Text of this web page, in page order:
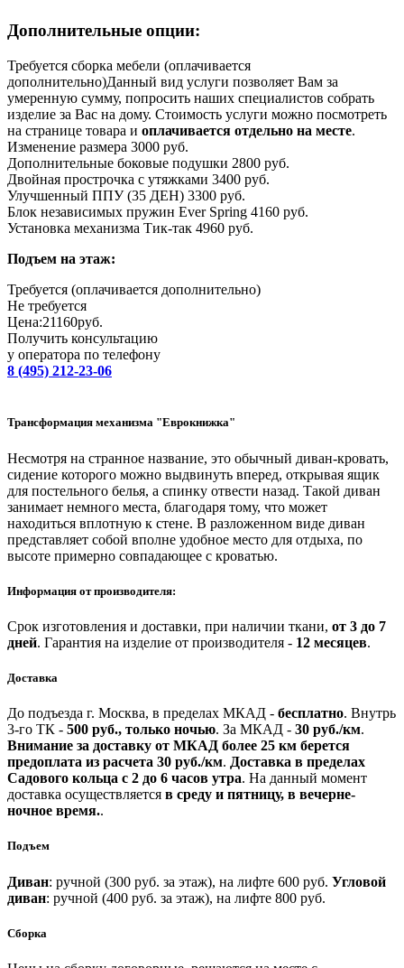
Дополнительные опции:
Требуется сборка мебели (оплачивается
дополнительно)Данный вид услуги позволяет Вам за
умеренную сумму, попросить наших специалистов собрать
изделие за Вас на дому. Стоимость услуги можно посмотреть
на странице товара и оплачивается отдельно на месте.
Изменение размера 3000 руб.
Дополнительные боковые подушки 2800 руб.
Двойная прострочка с утяжками 3400 руб.
Улучшенный ППУ (35 ДЕН) 3300 руб.
Блок независимых пружин Ever Spring 4160 руб.
Установка механизма Тик-так 4960 руб.
Подъем на этаж:
Требуется (оплачивается дополнительно)
Не требуется
Цена:21160руб.
Получить консультацию
у оператора по телефону
8 (495) 212-23-06
Трансформация механизма "Еврокнижка"
Несмотря на странное название, это обычный диван-кровать,
сидение которого можно выдвинуть вперед, открывая ящик
для постельного белья, а спинку отвести назад. Такой диван
занимает немного места, благодаря тому, что может
находиться вплотную к стене. В разложенном виде диван
представляет собой вполне удобное место для отдыха, по
высоте примерно совпадающее с кроватью.
Информация от производителя:
Срок изготовления и доставки, при наличии ткани, от 3 до 7
дней. Гарантия на изделие от производителя - 12 месяцев.
Доставка
До подъезда г. Москва, в пределах МКАД - бесплатно. Внутрь
3-го ТК - 500 руб., только ночью. За МКАД - 30 руб./км.
Внимание за доставку от МКАД более 25 км берется
предоплата из расчета 30 руб./км. Доставка в пределах
Садового кольца с 2 до 6 часов утра. На данный момент
доставка осуществляется в среду и пятницу, в вечерне-
ночное время..
Подъем
Диван: ручной (300 руб. за этаж), на лифте 600 руб. Угловой
диван: ручной (400 руб. за этаж), на лифте 800 руб.
Сборка